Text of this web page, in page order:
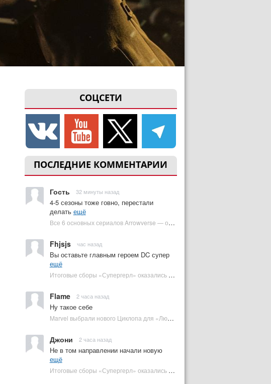
СОЦСЕТИ
ПОСЛЕДНИЕ КОММЕНТАРИИ
Гость 32 минуты назад
4-5 сезоны тоже говно, перестали
делать ещё
Все 6 основных сериалов Arrowverse — от худшего к лучшему | Plugged In Ru
Fhjsjs час назад
Вы оставьте главным героем DC супер
ещё
Итоговые сборы «Супергерл» оказались худшими для DC за два десятилетия | Plugged In Ru
Flame 2 часа назад
Ну такое себе
Marvel выбрали нового Циклопа для «Людей Икс» | Plugged In Ru
Джони 2 часа назад
Не в том направлении начали новую
ещё
Итоговые сборы «Супергерл» оказались худшими для DC за два десятилетия | Plugged In Ru